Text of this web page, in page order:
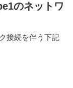
のネットワ
接続を伴う下記